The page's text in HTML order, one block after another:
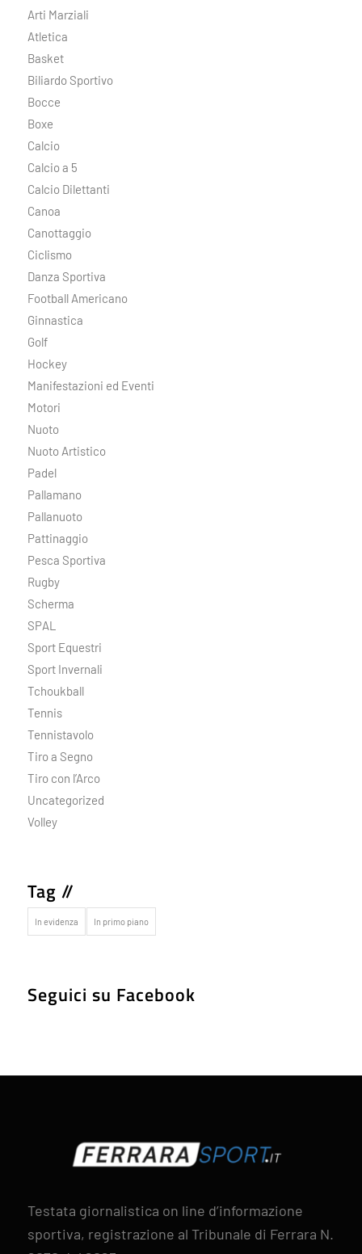
Arti Marziali
Atletica
Basket
Biliardo Sportivo
Bocce
Boxe
Calcio
Calcio a 5
Calcio Dilettanti
Canoa
Canottaggio
Ciclismo
Danza Sportiva
Football Americano
Ginnastica
Golf
Hockey
Manifestazioni ed Eventi
Motori
Nuoto
Nuoto Artistico
Padel
Pallamano
Pallanuoto
Pattinaggio
Pesca Sportiva
Rugby
Scherma
SPAL
Sport Equestri
Sport Invernali
Tchoukball
Tennis
Tennistavolo
Tiro a Segno
Tiro con l’Arco
Uncategorized
Volley
Tag //
In evidenza In primo piano
Seguici su Facebook
Testata giornalistica on line d’informazione
sportiva, registrazione al Tribunale di Ferrara N.